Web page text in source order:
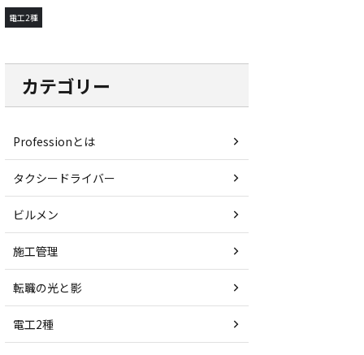
電工2種
カテゴリー
Professionとは
タクシードライバー
ビルメン
施工管理
転職の光と影
電工2種